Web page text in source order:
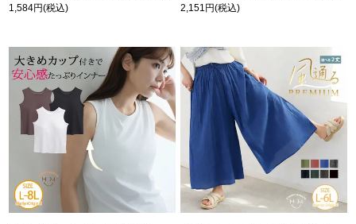
1,584円(税込) 2,151円(税込)